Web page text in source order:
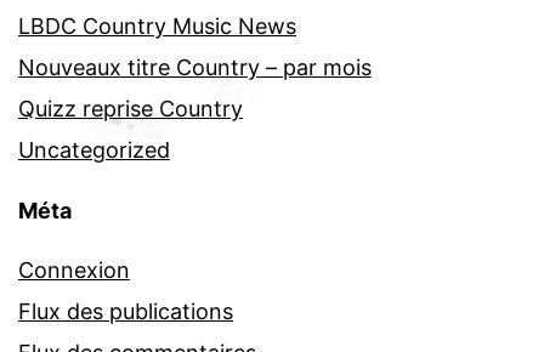
LBDC Country Music News
Nouveaux titre Country – par mois
Quizz reprise Country
Uncategorized
Méta
Connexion
Flux des publications